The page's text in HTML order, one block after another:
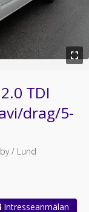
TDI
drag/5-
/ Lund